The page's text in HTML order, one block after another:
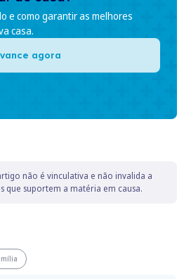
e como garantir as melhores
casa.
agora
não é vinculativa e não invalida a
que suportem a matéria em causa.